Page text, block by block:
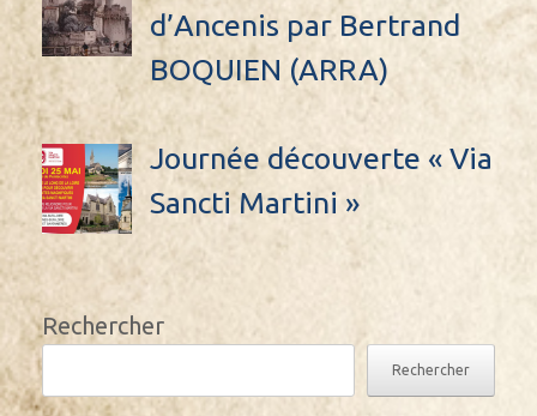
d’Ancenis par Bertrand
BOQUIEN (ARRA)
Journée découverte « Via
Sancti Martini »
Rechercher
Rechercher